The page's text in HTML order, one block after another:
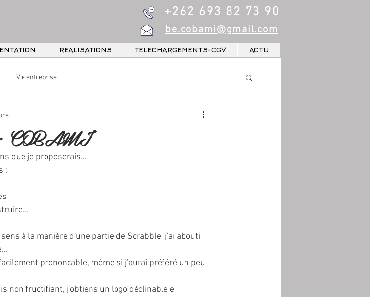
+262 693 82 73 90
be.cobami@gmail.com
REALISATIONS TELECHARGEMENTS-CGV ACTU
Vie entreprise
: COBAMI
que je proposerais...
:
à la manière d'une partie de Scrabble, j'ai abouti
prononçable, même si j'aurai préféré un peu
non fructifiant, j'obtiens un logo déclinable e